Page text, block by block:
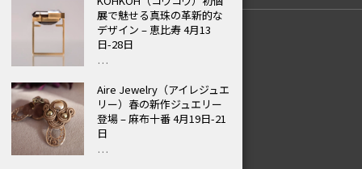
© JEWELRY JOURNAL
展で魅せる真珠の革新的な
デザイン – 恵比寿 4月13
日-28日
…
Aire Jewelry（アイレジュエ
リー）春の新作ジュエリー
登場 – 麻布十番 4月19日-21
日
…